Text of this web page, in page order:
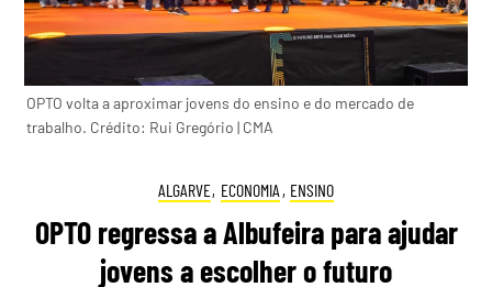
OPTO volta a aproximar jovens do ensino e do mercado de
trabalho. Crédito: Rui Gregório | CMA
ALGARVE, ECONOMIA , ENSINO
OPTO regressa a Albufeira para ajudar
jovens a escolher o futuro